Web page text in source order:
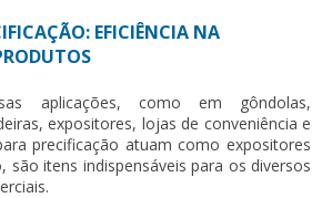
EFICIÊNCIA NA
aplicações, como em gôndolas,
expositores, lojas de conveniência e
precificação atuam como expositores
são itens indispensáveis para os diversos